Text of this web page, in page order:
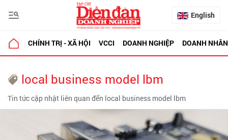
English
CHÍNH TRỊ - XÃ HỘI VCCI DOANH NGHIỆP DOANH NHÂN
local business model lbm
Tin tức cập nhật liên quan đến local business model lbm